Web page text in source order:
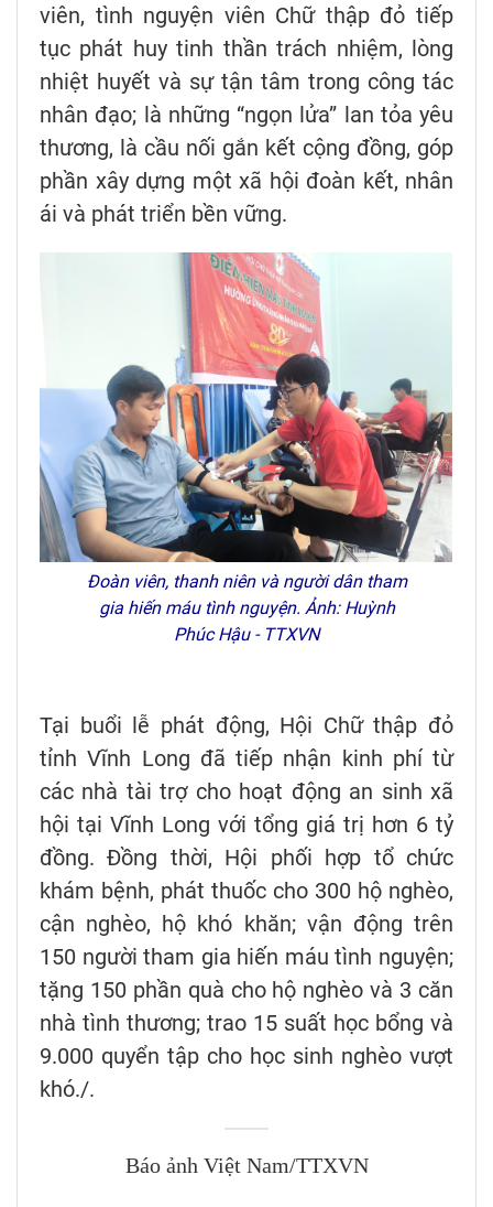
viên, tình nguyện viên Chữ thập đỏ tiếp
tục phát huy tinh thần trách nhiệm, lòng
nhiệt huyết và sự tận tâm trong công tác
nhân đạo; là những “ngọn lửa” lan tỏa yêu
thương, là cầu nối gắn kết cộng đồng, góp
phần xây dựng một xã hội đoàn kết, nhân
ái và phát triển bền vững.
Đoàn viên, thanh niên và người dân tham
gia hiến máu tình nguyện. Ảnh: Huỳnh
Phúc Hậu - TTXVN
Tại buổi lễ phát động, Hội Chữ thập đỏ
tỉnh Vĩnh Long đã tiếp nhận kinh phí từ
các nhà tài trợ cho hoạt động an sinh xã
hội tại Vĩnh Long với tổng giá trị hơn 6 tỷ
đồng. Đồng thời, Hội phối hợp tổ chức
khám bệnh, phát thuốc cho 300 hộ nghèo,
cận nghèo, hộ khó khăn; vận động trên
150 người tham gia hiến máu tình nguyện;
tặng 150 phần quà cho hộ nghèo và 3 căn
nhà tình thương; trao 15 suất học bổng và
9.000 quyển tập cho học sinh nghèo vượt
khó./.
Báo ảnh Việt Nam/TTXVN